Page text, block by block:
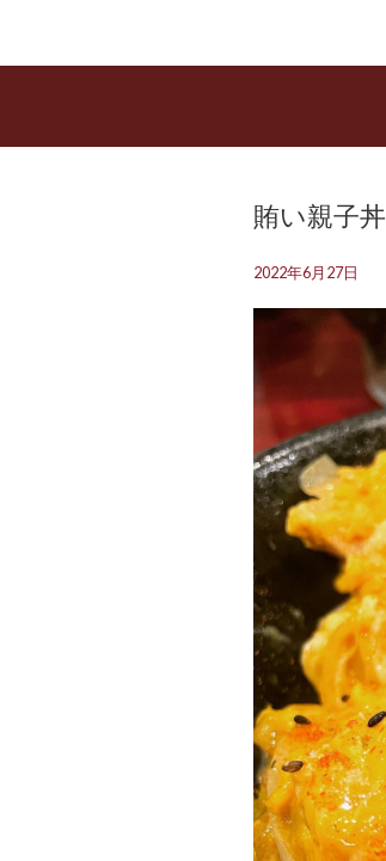
賄い親子丼
2022年6月27日